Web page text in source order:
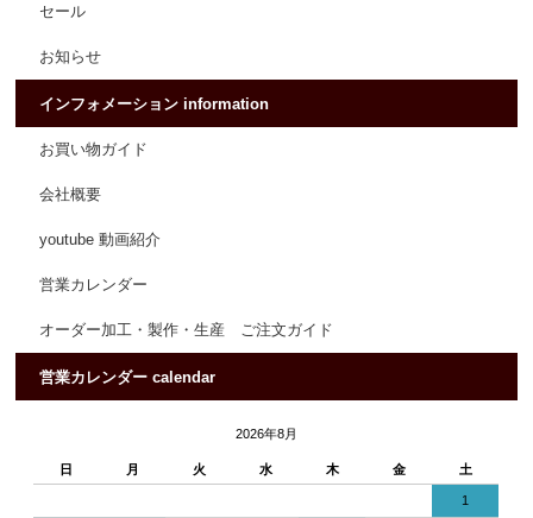
セール
お知らせ
インフォメーション information
お買い物ガイド
会社概要
youtube 動画紹介
営業カレンダー
オーダー加工・製作・生産 ご注文ガイド
営業カレンダー calendar
2026年8月
日 月 火 水 木 金 土
1